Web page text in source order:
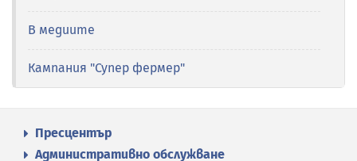
В медиите
Кампания "Супер фермер"
Пресцентър
Административно обслужване